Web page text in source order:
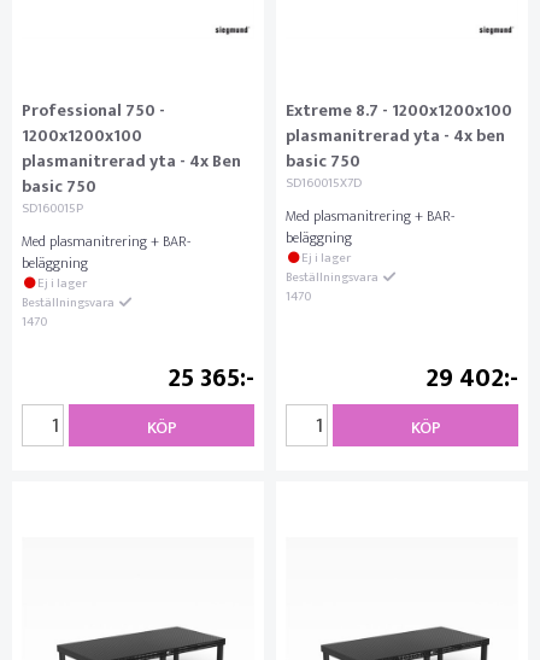
Professional 750 -
1200x1200x100
plasmanitrerad yta - 4x Ben
basic 750
SD160015P
Med plasmanitrering + BAR-
beläggning
Ej i lager
Beställningsvara
1470
25 365
KÖP
Extreme 8.7 - 1200x1200x100
plasmanitrerad yta - 4x ben
basic 750
SD160015X7D
Med plasmanitrering + BAR-
beläggning
Ej i lager
Beställningsvara
1470
29 402
KÖP